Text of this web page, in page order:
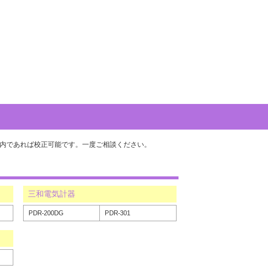
あれば校正可能です。一度ご相談ください。
三和電気計器
PDR-200DG PDR-301